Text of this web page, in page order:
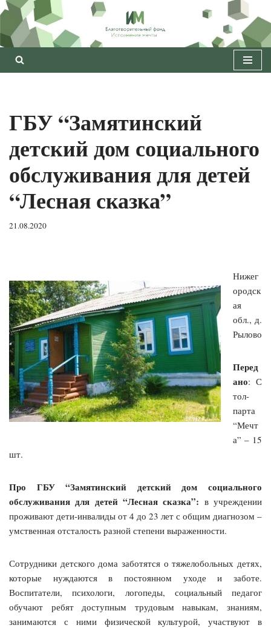
Перейти
к
содержимому
ГБУ “Замятинский
детский дом социального
обслуживания для детей
“Лесная сказка”
21.08.2020
Нижег
ородск
ая
обл., д.
Рылово
Перед
ано: С
тол-
парта
“Мечт
а” – 15
шт.
Про ГБУ “Замятинский детский дом социального
обслуживания для детей “Лесная сказка”: в учреждении
проживают дети-инвалиды от 4 до 23 лет с общим диагнозом –
умственная отсталость разной степени выраженности.
Сотрудники детского дома заботятся о тяжелобольных детях,
которые нуждаются в постоянном уходе и заботе.
Воспитатели, психологи, логопеды, социальный педагог
обучают ребят доступным трудовым навыкам, знаниям,
занимаются с ними физической культурой, участвуют в